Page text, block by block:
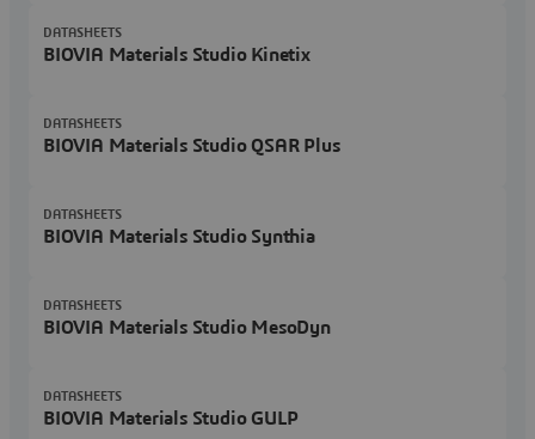
BIOVIA Materials Studio Kinetix
DATASHEETS
BIOVIA Materials Studio QSAR Plus
DATASHEETS
BIOVIA Materials Studio Synthia
DATASHEETS
BIOVIA Materials Studio MesoDyn
DATASHEETS
BIOVIA Materials Studio GULP
DATASHEETS